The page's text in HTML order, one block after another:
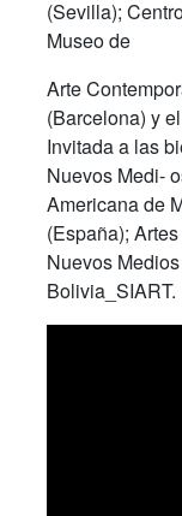
(Sevilla);
Museo de
Arte
(Barcelona) y
Invitada a las
Nuevos Medi-
Americana de
(España);
Nuevos
Bolivia_SIART.